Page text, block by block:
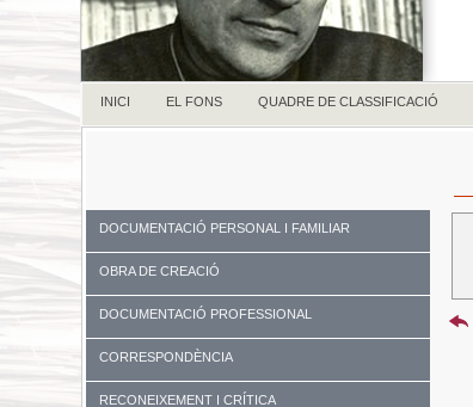
INICI EL FONS QUADRE DE CLASSIFICACIÓ
DOCUMENTACIÓ PERSONAL I FAMILIAR
OBRA DE CREACIÓ
DOCUMENTACIÓ PROFESSIONAL
CORRESPONDÈNCIA
RECONEIXEMENT I CRÍTICA